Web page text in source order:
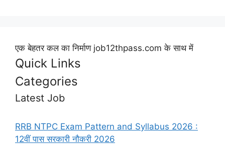
एक बेहतर कल का निर्माण job12thpass.com के साथ में
Quick Links
Categories
Latest Job
RRB NTPC Exam Pattern and Syllabus 2026 :
12वीं पास सरकारी नौकरी 2026